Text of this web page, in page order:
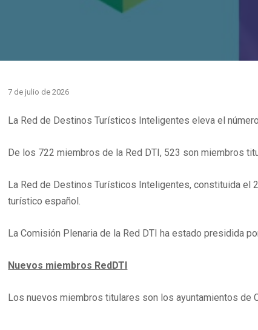
7 de julio de 2026
La Red de Destinos Turísticos Inteligentes eleva el
De los 722 miembros de la Red DTI, 523 son miembros
La Red de Destinos Turísticos Inteligentes, constituida el
turístico español.
La Comisión Plenaria de la Red DTI ha estado presidida
Nuevos miembros RedDTI
Los nuevos miembros titulares son los ayuntamientos de